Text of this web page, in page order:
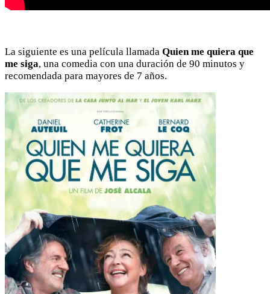
La siguiente es una película llamada Quien me quiera que
me siga, una comedia con una duración de 90 minutos y
recomendada para mayores de 7 años.